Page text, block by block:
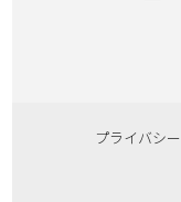
プライバシ